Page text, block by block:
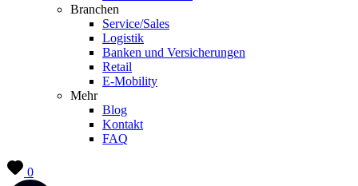
Branchen
Service/Sales
Logistik
Banken und Versicherungen
Retail
E-Mobility
Mehr
Blog
Kontakt
FAQ
0